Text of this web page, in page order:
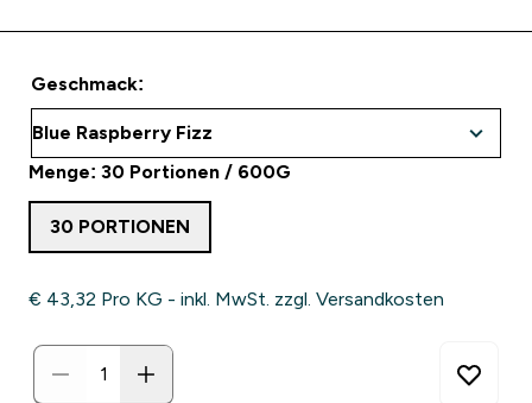
Geschmack:
Menge: 30 Portionen / 600G
30 PORTIONEN
€ 43,32‎ Pro KG - inkl. MwSt. zzgl. Versandkosten